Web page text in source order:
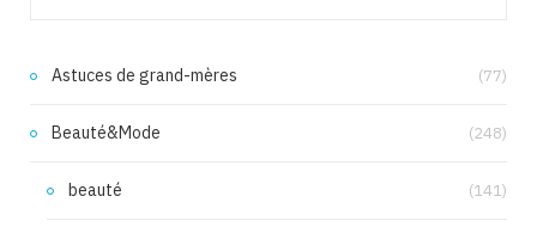
Astuces de grand-mères (77)
Beauté&Mode (248)
beauté (141)